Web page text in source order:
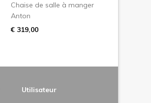
Chaise de salle à manger
Anton
€ 319,00
Utilisateur